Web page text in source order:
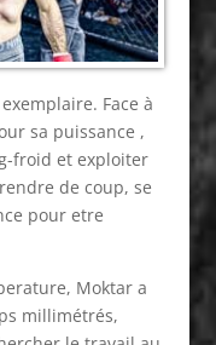
Face à
sa puissance ,
froid et exploiter
de coup, se
pour etre
Moktar a
millimétrés,